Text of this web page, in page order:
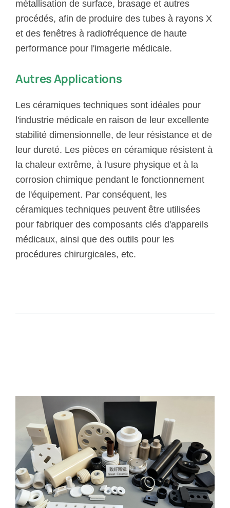
métallisation de surface, brasage et autres
procédés, afin de produire des tubes à rayons X
et des fenêtres à radiofréquence de haute
performance pour l'imagerie médicale.
Autres Applications
Les céramiques techniques sont idéales pour
l'industrie médicale en raison de leur excellente
stabilité dimensionnelle, de leur résistance et de
leur dureté. Les pièces en céramique résistent à
la chaleur extrême, à l'usure physique et à la
corrosion chimique pendant le fonctionnement
de l'équipement. Par conséquent, les
céramiques techniques peuvent être utilisées
pour fabriquer des composants clés d'appareils
médicaux, ainsi que des outils pour les
procédures chirurgicales, etc.